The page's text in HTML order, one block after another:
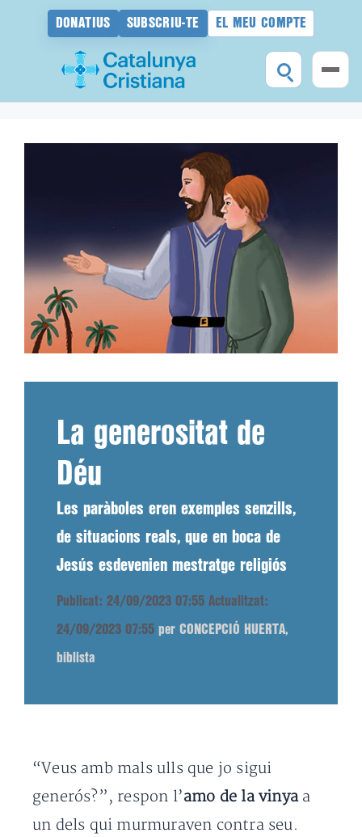
DONATIUS SUBSCRIU-TE EL MEU COMPTE
La generositat de
Déu
Les paràboles eren exemples senzills,
de situacions reals, que en boca de
Jesús esdevenien mestratge religiós
Publicat: 24/09/2023 07:55 Actualitzat:
24/09/2023 07:55 per CONCEPCIÓ HUERTA,
biblista
“Veus amb mals ulls que jo sigui
generós?”, respon l’amo de la vinya a
un dels qui murmuraven contra seu.